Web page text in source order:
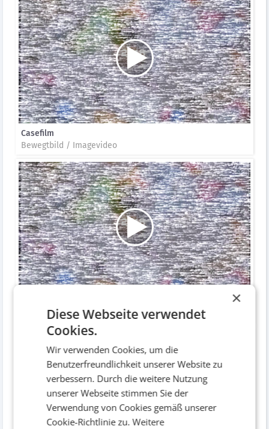
Casefilm
Bewegtbild / Imagevideo
Bewegtbild / Imagevideo
×
Diese Webseite verwendet
Cookies.
Wir verwenden Cookies, um die
Benutzerfreundlichkeit unserer Website zu
verbessern. Durch die weitere Nutzung
unserer Webseite stimmen Sie der
Verwendung von Cookies gemäß unserer
Cookie-Richtlinie zu.Weitere